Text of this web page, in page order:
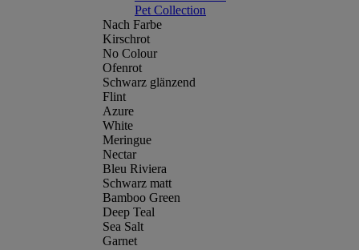
Pet Collection
Nach Farbe
Kirschrot
No Colour
Ofenrot
Schwarz glänzend
Flint
Azure
White
Meringue
Nectar
Bleu Riviera
Schwarz matt
Bamboo Green
Deep Teal
Sea Salt
Garnet